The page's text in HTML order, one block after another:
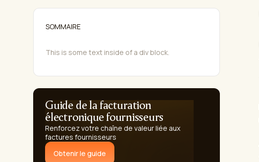
SOMMAIRE
This is some text inside of a div block.
Guide de la facturation
électronique fournisseurs
Renforcez votre chaîne de valeur liée aux
factures fournisseurs
Obtenir le guide